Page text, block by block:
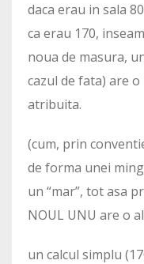
daca erau in sala
ca erau 170,
noua de masura,
cazul de fata) are
atribuita.
(cum, prin
de forma unei
un “mar”, tot asa
NOUL UNU are o
un calcul simplu